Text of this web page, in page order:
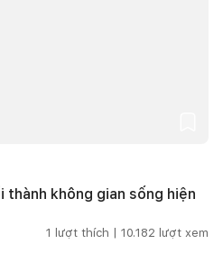
thành không gian sống hiện
1 lượt thích | 10.182 lượt xem